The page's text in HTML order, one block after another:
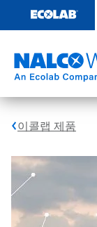
츠
기
이콜랩 제품